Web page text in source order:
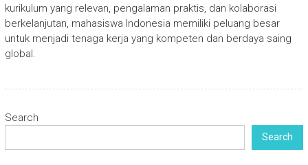
kurikulum yang relevan, pengalaman praktis, dan kolaborasi
berkelanjutan, mahasiswa Indonesia memiliki peluang besar
untuk menjadi tenaga kerja yang kompeten dan berdaya saing
global.
Search
Search